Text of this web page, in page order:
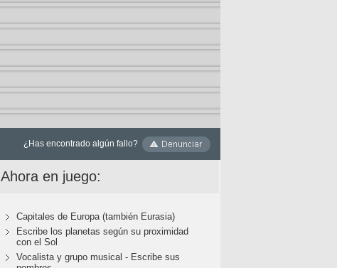
¿Has encontrado algún fallo?
Ahora en juego:
Capitales de Europa (también Eurasia)
Escribe los planetas según su proximidad
con el Sol
Vocalista y grupo musical - Escribe sus